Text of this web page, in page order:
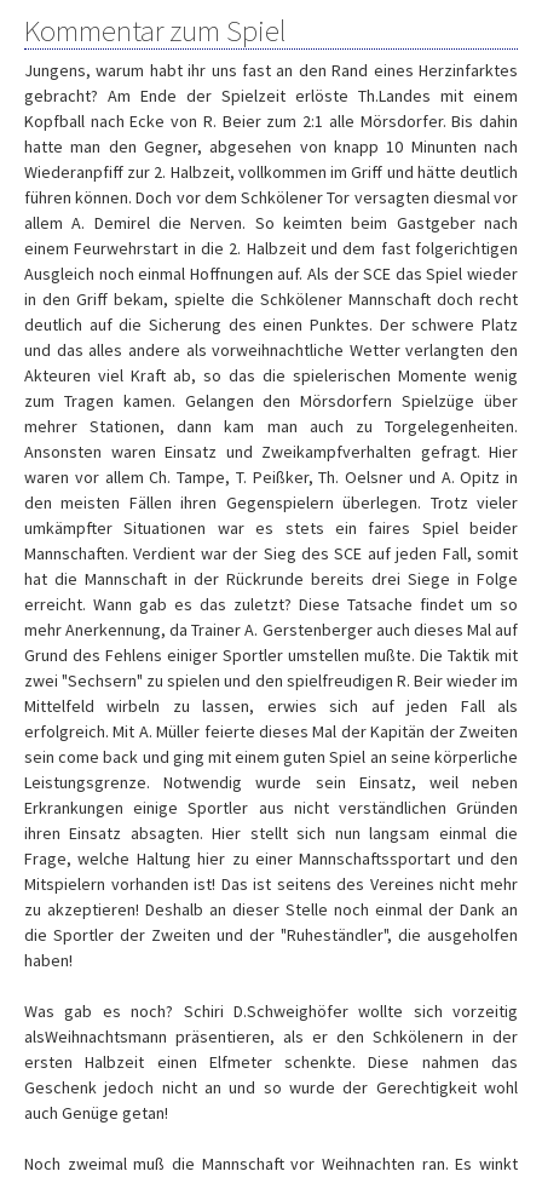
Kommentar zum Spiel
Jungens, warum habt ihr uns fast an den Rand eines Herzinfarktes
gebracht? Am Ende der Spielzeit erlöste Th.Landes mit einem
Kopfball nach Ecke von R. Beier zum 2:1 alle Mörsdorfer. Bis dahin
hatte man den Gegner, abgesehen von knapp 10 Minunten nach
Wiederanpfiff zur 2. Halbzeit, vollkommen im Griff und hätte deutlich
führen können. Doch vor dem Schkölener Tor versagten diesmal vor
allem A. Demirel die Nerven. So keimten beim Gastgeber nach
einem Feurwehrstart in die 2. Halbzeit und dem fast folgerichtigen
Ausgleich noch einmal Hoffnungen auf. Als der SCE das Spiel wieder
in den Griff bekam, spielte die Schkölener Mannschaft doch recht
deutlich auf die Sicherung des einen Punktes. Der schwere Platz
und das alles andere als vorweihnachtliche Wetter verlangten den
Akteuren viel Kraft ab, so das die spielerischen Momente wenig
zum Tragen kamen. Gelangen den Mörsdorfern Spielzüge über
mehrer Stationen, dann kam man auch zu Torgelegenheiten.
Ansonsten waren Einsatz und Zweikampfverhalten gefragt. Hier
waren vor allem Ch. Tampe, T. Peißker, Th. Oelsner und A. Opitz in
den meisten Fällen ihren Gegenspielern überlegen. Trotz vieler
umkämpfter Situationen war es stets ein faires Spiel beider
Mannschaften. Verdient war der Sieg des SCE auf jeden Fall, somit
hat die Mannschaft in der Rückrunde bereits drei Siege in Folge
erreicht. Wann gab es das zuletzt? Diese Tatsache findet um so
mehr Anerkennung, da Trainer A. Gerstenberger auch dieses Mal auf
Grund des Fehlens einiger Sportler umstellen mußte. Die Taktik mit
zwei "Sechsern" zu spielen und den spielfreudigen R. Beir wieder im
Mittelfeld wirbeln zu lassen, erwies sich auf jeden Fall als
erfolgreich. Mit A. Müller feierte dieses Mal der Kapitän der Zweiten
sein come back und ging mit einem guten Spiel an seine körperliche
Leistungsgrenze. Notwendig wurde sein Einsatz, weil neben
Erkrankungen einige Sportler aus nicht verständlichen Gründen
ihren Einsatz absagten. Hier stellt sich nun langsam einmal die
Frage, welche Haltung hier zu einer Mannschaftssportart und den
Mitspielern vorhanden ist! Das ist seitens des Vereines nicht mehr
zu akzeptieren! Deshalb an dieser Stelle noch einmal der Dank an
die Sportler der Zweiten und der "Ruheständler", die ausgeholfen
haben!
Was gab es noch? Schiri D.Schweighöfer wollte sich vorzeitig
alsWeihnachtsmann präsentieren, als er den Schkölenern in der
ersten Halbzeit einen Elfmeter schenkte. Diese nahmen das
Geschenk jedoch nicht an und so wurde der Gerechtigkeit wohl
auch Genüge getan!
Noch zweimal muß die Mannschaft vor Weihnachten ran. Es winkt